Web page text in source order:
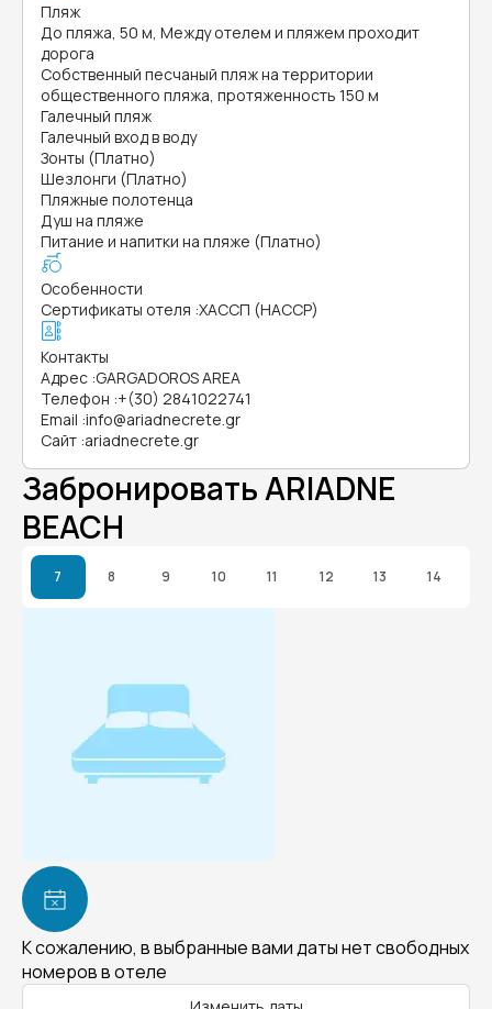
Пляж
До пляжа, 50 м, Между отелем и пляжем проходит
дорога
Собственный песчаный пляж на территории
общественного пляжа, протяженность 150 м
Галечный пляж
Галечный вход в воду
Зонты (Платно)
Шезлонги (Платно)
Пляжные полотенца
Душ на пляже
Питание и напитки на пляже (Платно)
Особенности
Сертификаты отеля :ХАССП (HACCP)
Контакты
Адрес :GARGADOROS AREA
Телефон :+(30) 2841022741
Email :info@ariadnecrete.gr
Сайт :ariadnecrete.gr
Забронировать ARIADNE
BEACH
7 8 9 10 11 12 13 14
К сожалению, в выбранные вами даты нет свободных
номеров в отеле